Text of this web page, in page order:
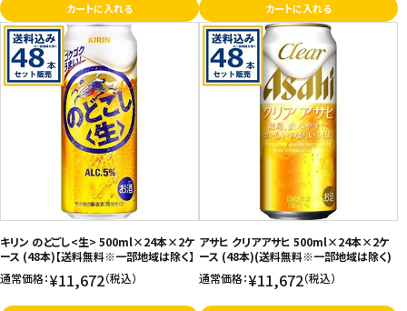
カートに入れる カートに入れる
キリン のどごし<生> 500ml×24本×2ケ
ース (48本)【送料無料※一部地域は除く】
通常価格：¥11,672（税込）
アサヒ クリアアサヒ 500ml×24本×2ケ
ース (48本)(送料無料※一部地域は除く)
通常価格：¥11,672（税込）